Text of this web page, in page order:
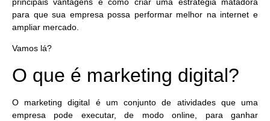
para que sua empresa possa performar melhor na internet e
ampliar mercado.
Vamos lá?
O que é marketing digital?
O marketing digital é um conjunto de atividades que uma
empresa pode executar, de modo online, para ganhar